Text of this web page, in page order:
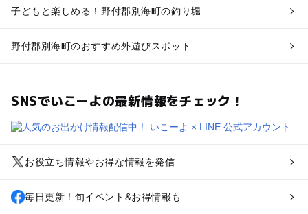
子どもと楽しめる！野付郡別海町の釣り堀
野付郡別海町のおすすめ外遊びスポット
SNSでいこーよの最新情報をチェック！
お役立ち情報やお得な情報を発信
毎日更新！旬イベント&お得情報も